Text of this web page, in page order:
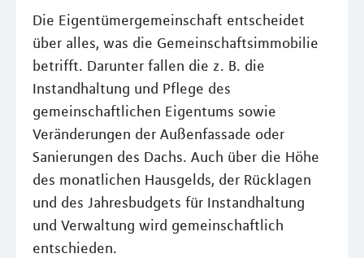
Die Eigentümergemeinschaft entscheidet
über alles, was die Gemeinschaftsimmobilie
betrifft. Darunter fallen die z. B. die
Instandhaltung und Pflege des
gemeinschaftlichen Eigentums sowie
Veränderungen der Außenfassade oder
Sanierungen des Dachs. Auch über die Höhe
des monatlichen Hausgelds, der Rücklagen
und des Jahresbudgets für Instandhaltung
und Verwaltung wird gemeinschaftlich
entschieden.